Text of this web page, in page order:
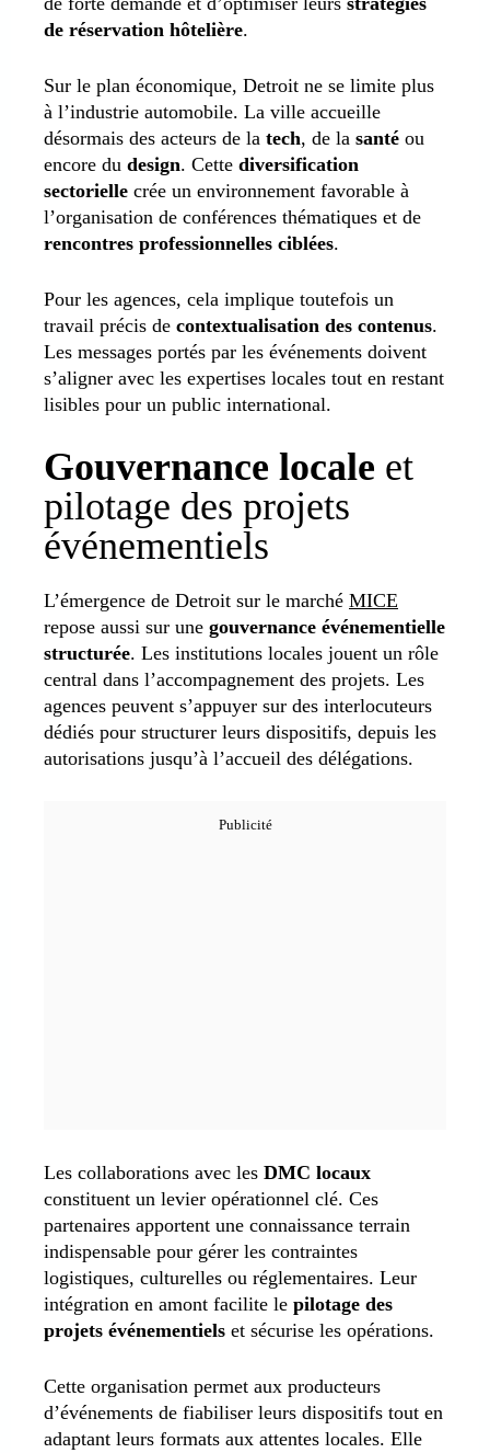
de réservation hôtelière.
Sur le plan économique, Detroit ne se limite plus
à l’industrie automobile. La ville accueille
désormais des acteurs de la tech, de la santé ou
encore du design. Cette diversification
sectorielle crée un environnement favorable à
l’organisation de conférences thématiques et de
rencontres professionnelles ciblées.
Pour les agences, cela implique toutefois un
travail précis de contextualisation des contenus.
Les messages portés par les événements doivent
s’aligner avec les expertises locales tout en restant
lisibles pour un public international.
Gouvernance locale et
pilotage des projets
événementiels
L’émergence de Detroit sur le marché MICE
repose aussi sur une gouvernance événementielle
structurée. Les institutions locales jouent un rôle
central dans l’accompagnement des projets. Les
agences peuvent s’appuyer sur des interlocuteurs
dédiés pour structurer leurs dispositifs, depuis les
autorisations jusqu’à l’accueil des délégations.
Les collaborations avec les DMC locaux
constituent un levier opérationnel clé. Ces
partenaires apportent une connaissance terrain
indispensable pour gérer les contraintes
logistiques, culturelles ou réglementaires. Leur
intégration en amont facilite le pilotage des
projets événementiels et sécurise les opérations.
Cette organisation permet aux producteurs
d’événements de fiabiliser leurs dispositifs tout en
adaptant leurs formats aux attentes locales. Elle